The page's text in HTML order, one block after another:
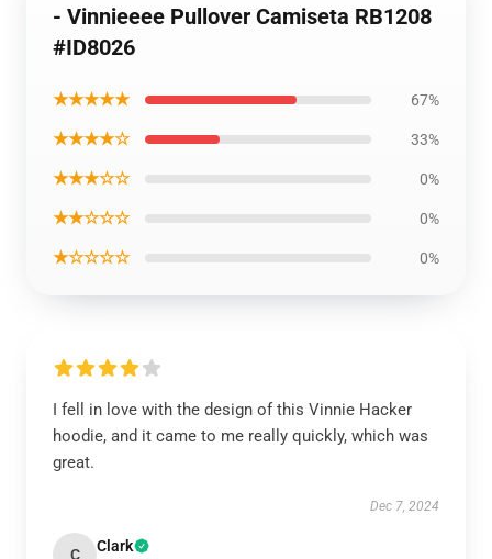
- Vinnieeee Pullover Camiseta RB1208
#ID8026
★★★★★ 67%
★★★★☆ 33%
★★★☆☆ 0%
★★☆☆☆ 0%
★☆☆☆☆ 0%
I fell in love with the design of this Vinnie Hacker
hoodie, and it came to me really quickly, which was
great.
Dec 7, 2024
C Clark